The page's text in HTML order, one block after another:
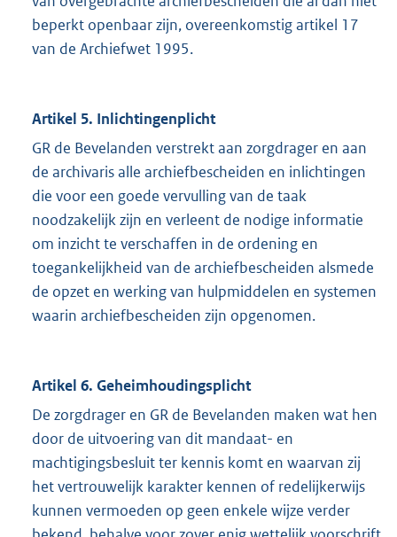
beperkt openbaar zijn, overeenkomstig artikel 17
van de Archiefwet 1995.
Artikel 5. Inlichtingenplicht
GR de Bevelanden verstrekt aan zorgdrager en aan
de archivaris alle archiefbescheiden en inlichtingen
die voor een goede vervulling van de taak
noodzakelijk zijn en verleent de nodige informatie
om inzicht te verschaffen in de ordening en
toegankelijkheid van de archiefbescheiden alsmede
de opzet en werking van hulpmiddelen en systemen
waarin archiefbescheiden zijn opgenomen.
Artikel 6. Geheimhoudingsplicht
De zorgdrager en GR de Bevelanden maken wat hen
door de uitvoering van dit mandaat- en
machtigingsbesluit ter kennis komt en waarvan zij
het vertrouwelijk karakter kennen of redelijkerwijs
kunnen vermoeden op geen enkele wijze verder